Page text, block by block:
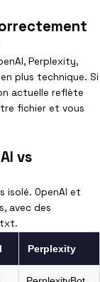
Perplexity,
plus technique. Si
actuelle reflète
fichier et vous
vs
isolé. OpenAI et
avec des
Perplexity